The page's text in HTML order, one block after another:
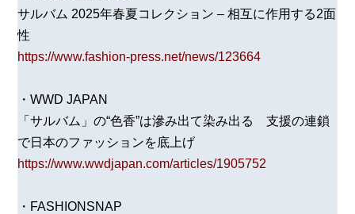
サルバム 2025年春夏コレクション – 相互に作用する2面
性
https://www.fashion-press.net/news/123664
・WWD JAPAN
「サルバム」の“色香”は滲み出て染み出る 支援の連鎖
で日本のファッションを底上げ
https://www.wwdjapan.com/articles/1905752
・FASHIONSNAP